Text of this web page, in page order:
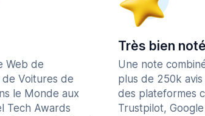
Web de
de Voitures de
le Monde aux
Tech Awards
Très bien noté
Une note
plus de 250k
des plateformes
Trustpilot,